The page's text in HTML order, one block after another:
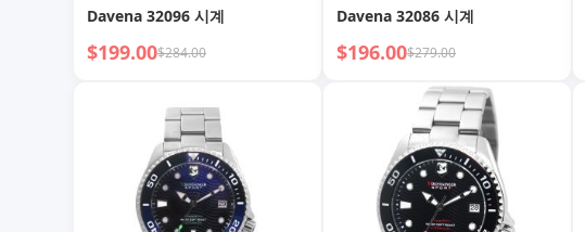
Davena 32096 시계
$199.00$284.00
Davena 32086 시계
$196.00$279.00